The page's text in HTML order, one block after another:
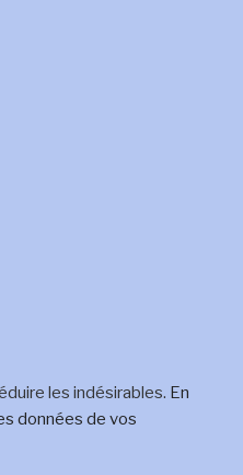
les indésirables. En
données de vos